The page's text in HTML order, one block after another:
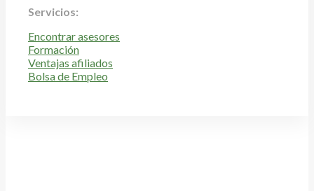
Servicios:
Encontrar asesores
Formación
Ventajas afiliados
Bolsa de Empleo